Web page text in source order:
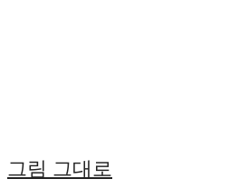
그림 그대로